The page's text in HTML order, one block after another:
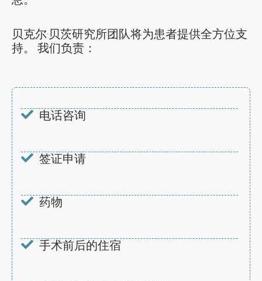
贝克尔·贝茨研究所团队将为患者提供全方位支
持。 我们负责：
电话咨询
签证申请
药物
手术前后的住宿